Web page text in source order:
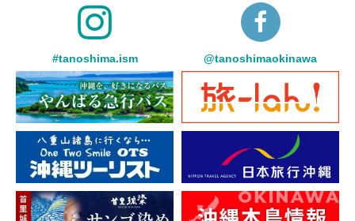
#tanoshima.ism @tanoshimaokinawa